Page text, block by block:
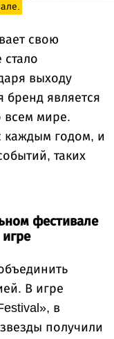
свою
выходу
бренд является
всем мире.
каждым годом, и
таких
фестивале
В игре
в
получили